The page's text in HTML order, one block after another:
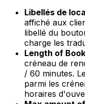
Libellés de
affiché aux
libellé du
charge les
Length of
créneau de
/ 60 minutes.
parmi les
horaires